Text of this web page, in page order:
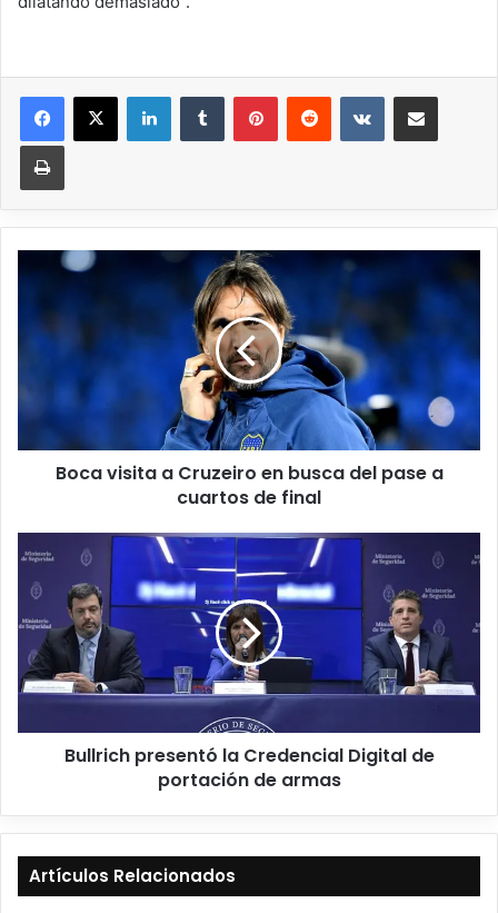
Boca visita a Cruzeiro en busca del pase a
cuartos de final
Bullrich presentó la Credencial Digital de
portación de armas
Artículos Relacionados